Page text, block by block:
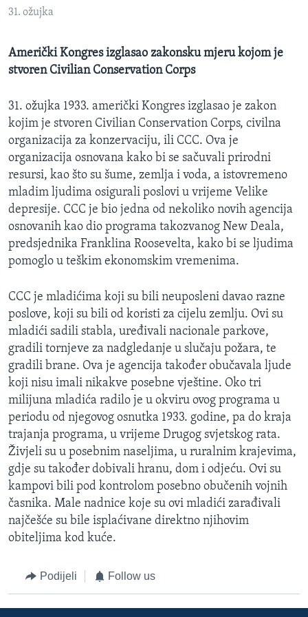
MAGAZIN
Learning English
PRATITE NAS
Jezici
31. ožujka
Američki Kongres izglasao zakonsku mjeru kojom je
stvoren Civilian Conservation Corps
31. ožujka 1933. američki Kongres izglasao je zakon
kojim je stvoren Civilian Conservation Corps, civilna
organizacija za konzervaciju, ili CCC. Ova je
organizacija osnovana kako bi se sačuvali prirodni
resursi, kao što su šume, zemlja i voda, a istovremeno
mladim ljudima osigurali poslovi u vrijeme Velike
depresije. CCC je bio jedna od nekoliko novih agencija
osnovanih kao dio programa takozvanog New Deala,
predsjednika Franklina Roosevelta, kako bi se ljudima
pomoglo u teškim ekonomskim vremenima.
CCC je mladićima koji su bili neuposleni davao razne
poslove, koji su bili od koristi za cijelu zemlju. Ovi su
mladići sadili stabla, uređivali nacionale parkove,
gradili tornjeve za nadgledanje u slučaju požara, te
gradili brane. Ova je agencija također obučavala ljude
koji nisu imali nikakve posebne vještine. Oko tri
milijuna mladića radilo je u okviru ovog programa u
periodu od njegovog osnutka 1933. godine, pa do kraja
trajanja programa, u vrijeme Drugog svjetskog rata.
Živjeli su u posebnim naseljima, u ruralnim krajevima,
gdje su također dobivali hranu, dom i odjeću. Ovi su
kampovi bili pod kontrolom posebno obučenih vojnih
časnika. Male nadnice koje su ovi mladići zarađivali
najčešće su bile isplaćivane direktno njihovim
obiteljima kod kuće.
Podijeli Follow us